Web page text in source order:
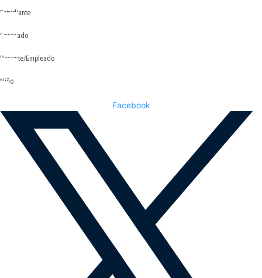
Estudiante
Egresado
Docente/Empleado
Niño
Facebook